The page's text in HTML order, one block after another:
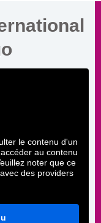
le contenu d'un
au contenu
noter que ce
des providers